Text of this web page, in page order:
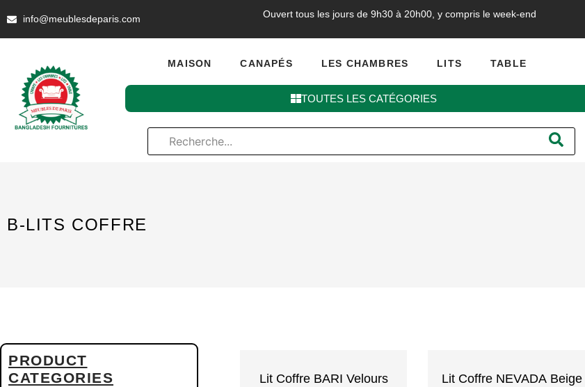
info@meublesdeparis.com Ouvert tous les jours de 9h30 à 20h00, y compris le week-end
MAISON CANAPÉS LES CHAMBRES LITS TABLE
TOUTES LES CATÉGORIES
B-LITS COFFRE
PRODUCT
CATEGORIES
Lit Coffre BARI Velours
Lit Coffre NEVADA Beige